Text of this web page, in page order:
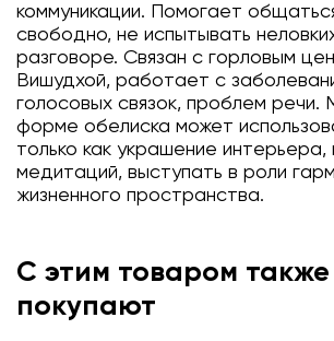
коммуникации. Помогает
свободно, не испытывать
разговоре. Связан с горловым
Вишудхой, работает с
голосовых связок, проблем речи.
форме обелиска может
только как украшение интерьера,
медитаций, выступать в роли
жизненного пространства.
С этим товаром также
покупают